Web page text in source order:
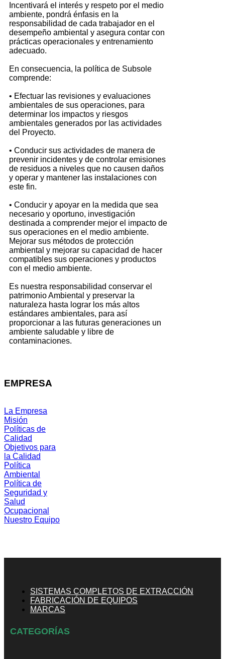
Incentivará el interés y respeto por el medio
ambiente, pondrá énfasis en la
responsabilidad de cada trabajador en el
desempeño ambiental y asegura contar con
prácticas operacionales y entrenamiento
adecuado.
En consecuencia, la política de Subsole
comprende:
• Efectuar las revisiones y evaluaciones
ambientales de sus operaciones, para
determinar los impactos y riesgos
ambientales generados por las actividades
del Proyecto.
• Conducir sus actividades de manera de
prevenir incidentes y de controlar emisiones
de residuos a niveles que no causen daños
y operar y mantener las instalaciones con
este fin.
• Conducir y apoyar en la medida que sea
necesario y oportuno, investigación
destinada a comprender mejor el impacto de
sus operaciones en el medio ambiente.
Mejorar sus métodos de protección
ambiental y mejorar su capacidad de hacer
compatibles sus operaciones y productos
con el medio ambiente.
Es nuestra responsabilidad conservar el
patrimonio Ambiental y preservar la
naturaleza hasta lograr los más altos
estándares ambientales, para así
proporcionar a las futuras generaciones un
ambiente saludable y libre de
contaminaciones.
EMPRESA
La Empresa
Misión
Políticas de
Calidad
Objetivos para
la Calidad
Política
Ambiental
Política de
Seguridad y
Salud
Ocupacional
Nuestro Equipo
SISTEMAS COMPLETOS DE EXTRACCIÓN
FABRICACIÓN DE EQUIPOS
MARCAS
CATEGORÍAS